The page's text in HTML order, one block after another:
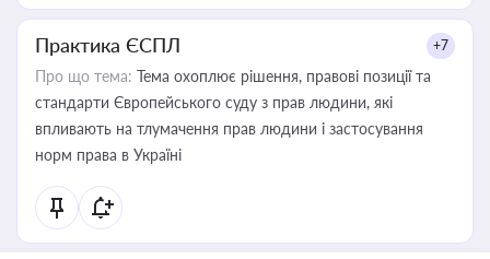
Практика ЄСПЛ +7
Про що тема: Тема охоплює рішення, правові позиції та
стандарти Європейського суду з прав людини, які
впливають на тлумачення прав людини і застосування
норм права в Україні